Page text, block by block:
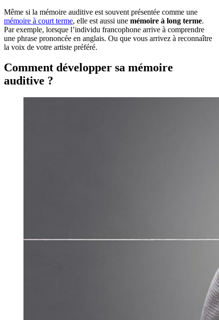
Même si la mémoire auditive est souvent présentée comme une
mémoire à court terme, elle est aussi une mémoire à long terme.
Par exemple, lorsque l’individu francophone arrive à comprendre
une phrase prononcée en anglais. Ou que vous arrivez à reconnaître
la voix de votre artiste préféré.
Comment développer sa mémoire
auditive ?